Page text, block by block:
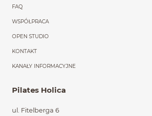
FAQ
WSPÓŁPRACA
OPEN STUDIO
KONTAKT
KANAŁY INFORMACYJNE
Pilates Holica
ul. Fitelberga 6